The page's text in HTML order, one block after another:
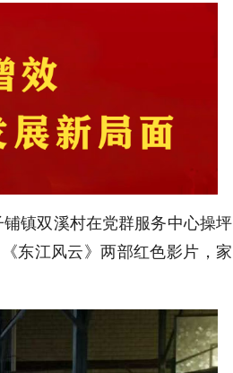
镇双溪村在党群服务中心操坪
东江风云》两部红色影片，家